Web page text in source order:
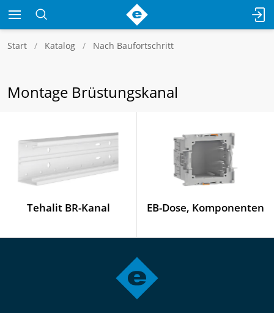
Start Katalog Nach Baufortschritt
Montage Brüstungskanal
Tehalit BR-Kanal EB-Dose, Komponenten